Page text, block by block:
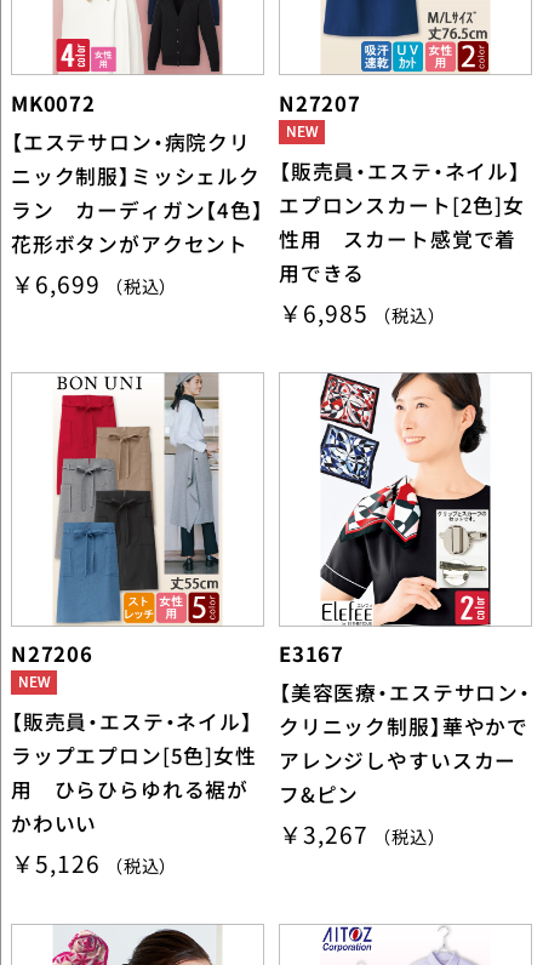
MK0072
【エステサロン・病院クリ
ニック制服】ミッシェルク
ラン カーディガン【4色】
花形ボタンがアクセント
￥6,699 （税込）
N27207
【販売員・エステ・ネイル】
エプロンスカート[2色]女
性用 スカート感覚で着
用できる
￥6,985 （税込）
N27206
【販売員・エステ・ネイル】
ラップエプロン[5色]女性
用 ひらひらゆれる裾が
かわいい
￥5,126 （税込）
E3167
【美容医療・エステサロン・
クリニック制服】華やかで
アレンジしやすいスカー
フ&ピン
￥3,267 （税込）